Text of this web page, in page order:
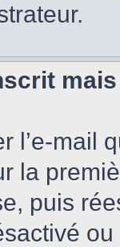
l’e-mail
la
puis